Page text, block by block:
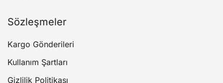
Sözleşmeler
Kargo Gönderileri
Kullanım Şartları
Gizlilik Politikası